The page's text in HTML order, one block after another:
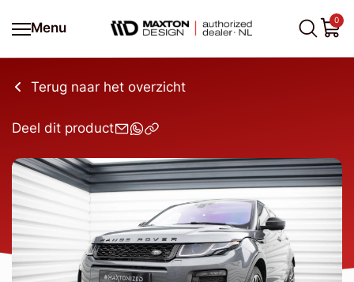
Menu
0
Terug naar het overzicht
Deel dit product